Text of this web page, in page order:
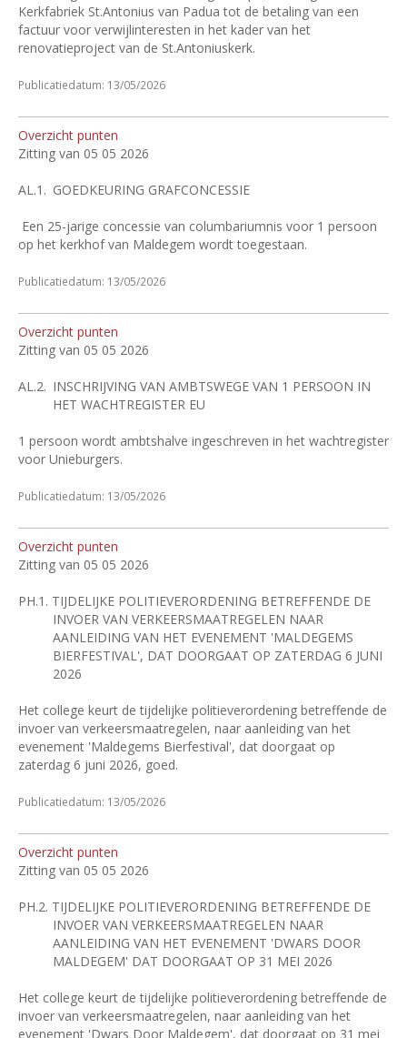
Kerkfabriek St.Antonius van Padua tot de betaling van een
factuur voor verwijlinteresten in het kader van het
renovatieproject van de St.Antoniuskerk.
Publicatiedatum: 13/05/2026
Overzicht punten
Zitting van 05 05 2026
AL.1. GOEDKEURING GRAFCONCESSIE
Een 25-jarige concessie van columbariumnis voor 1 persoon
op het kerkhof van Maldegem wordt toegestaan.
Publicatiedatum: 13/05/2026
Overzicht punten
Zitting van 05 05 2026
AL.2. INSCHRIJVING VAN AMBTSWEGE VAN 1 PERSOON IN
HET WACHTREGISTER EU
1 persoon wordt ambtshalve ingeschreven in het wachtregister
voor Unieburgers.
Publicatiedatum: 13/05/2026
Overzicht punten
Zitting van 05 05 2026
PH.1. TIJDELIJKE POLITIEVERORDENING BETREFFENDE DE
INVOER VAN VERKEERSMAATREGELEN NAAR
AANLEIDING VAN HET EVENEMENT 'MALDEGEMS
BIERFESTIVAL', DAT DOORGAAT OP ZATERDAG 6 JUNI
2026
Het college keurt de tijdelijke politieverordening betreffende de
invoer van verkeersmaatregelen, naar aanleiding van het
evenement 'Maldegems Bierfestival', dat doorgaat op
zaterdag 6 juni 2026, goed.
Publicatiedatum: 13/05/2026
Overzicht punten
Zitting van 05 05 2026
PH.2. TIJDELIJKE POLITIEVERORDENING BETREFFENDE DE
INVOER VAN VERKEERSMAATREGELEN NAAR
AANLEIDING VAN HET EVENEMENT 'DWARS DOOR
MALDEGEM' DAT DOORGAAT OP 31 MEI 2026
Het college keurt de tijdelijke politieverordening betreffende de
invoer van verkeersmaatregelen, naar aanleiding van het
evenement 'Dwars Door Maldegem', dat doorgaat op 31 mei